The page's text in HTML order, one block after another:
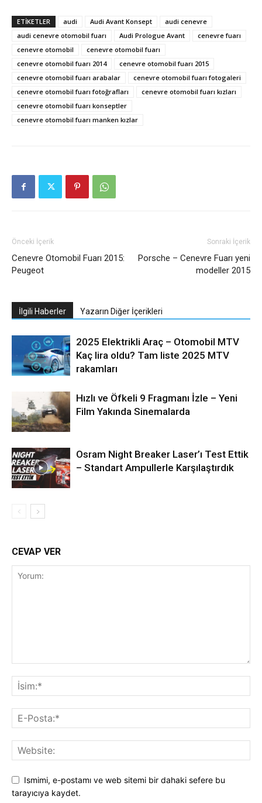
ETIKETLER audi Audi Avant Konsept
audi cenevre
audi cenevre otomobil fuarı
Audi Prologue Avant
cenevre fuarı
cenevre otomobil
cenevre otomobil fuarı
cenevre otomobil fuarı 2014
cenevre otomobil fuarı 2015
cenevre otomobil fuarı arabalar
cenevre otomobil fuarı fotogaleri
cenevre otomobil fuarı fotoğrafları
cenevre otomobil fuarı kızları
cenevre otomobil fuarı konseptler
cenevre otomobil fuarı manken kızlar
Önceki İçerik
Cenevre Otomobil Fuarı 2015:
Peugeot
Sonraki İçerik
Porsche – Cenevre Fuarı yeni
modeller 2015
İlgili Haberler Yazarın Diğer İçerikleri
2025 Elektrikli Araç – Otomobil MTV
Kaç lira oldu? Tam liste 2025 MTV
rakamları
Hızlı ve Öfkeli 9 Fragmanı İzle – Yeni
Film Yakında Sinemalarda
Osram Night Breaker Laser’ı Test Ettik
– Standart Ampullerle Karşılaştırdık
CEVAP VER
Ismimi, e-postamı ve web sitemi bir dahaki sefere bu
tarayıcıya kaydet.